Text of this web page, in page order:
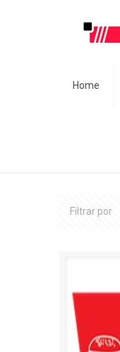
Home
Filtrar por